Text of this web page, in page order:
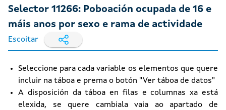
Selector 11266: Poboación ocupada de 16 e
máis anos por sexo e rama de actividade
Escoitar
Seleccione para cada variable os elementos que quere
incluir na táboa e prema o botón "Ver táboa de datos"
A disposición da táboa en filas e columnas xa está
elexida, se quere cambiala vaia ao apartado de